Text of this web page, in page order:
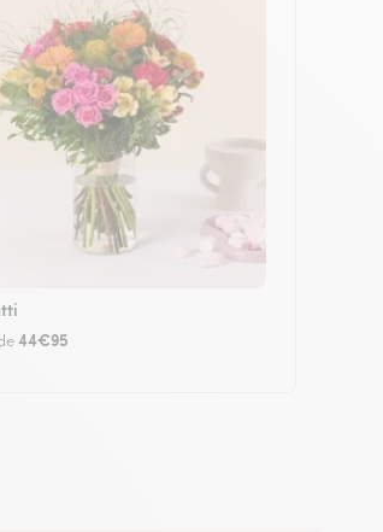
44€95